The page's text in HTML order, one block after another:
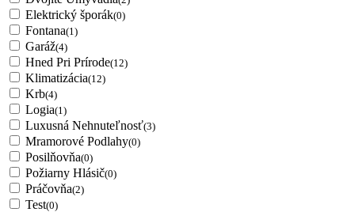
Elektrický šporák(0)
Fontana(1)
Garáž(4)
Hned Pri Prírode(12)
Klimatizácia(12)
Krb(4)
Logia(1)
Luxusná Nehnuteľnosť(3)
Mramorové Podlahy(0)
Posilňovňa(0)
Požiarny Hlásič(0)
Práčovňa(2)
Test(0)